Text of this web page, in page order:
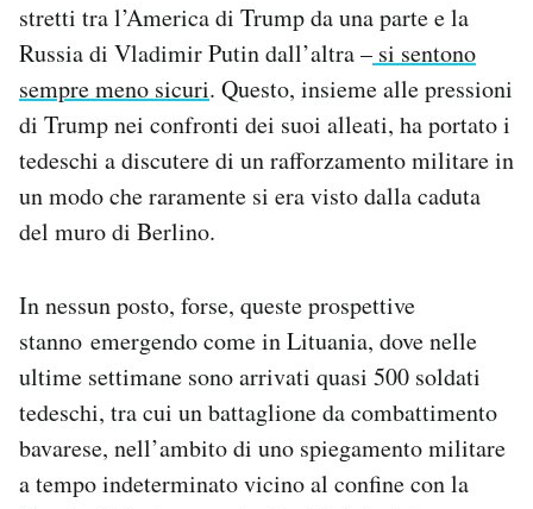
stretti tra l’America di Trump da una parte e la
Russia di Vladimir Putin dall’altra – si sentono
sempre meno sicuri. Questo, insieme alle pressioni
di Trump nei confronti dei suoi alleati, ha portato i
tedeschi a discutere di un rafforzamento militare in
un modo che raramente si era visto dalla caduta
del muro di Berlino.
In nessun posto, forse, queste prospettive
stanno emergendo come in Lituania, dove nelle
ultime settimane sono arrivati quasi 500 soldati
tedeschi, tra cui un battaglione da combattimento
bavarese, nell’ambito di uno spiegamento militare
a tempo indeterminato vicino al confine con la